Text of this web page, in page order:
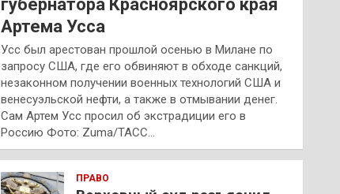
губернатора Красноярского края
Артема Усса
Усс был арестован прошлой осенью в Милане по
запросу США, где его обвиняют в обходе санкций,
незаконном получении военных технологий США и
венесуэльской нефти, а также в отмывании денег.
Сам Артем Усс просил об экстрадиции его в
Россию Фото: Zuma/ТАСС…
ПРАВО